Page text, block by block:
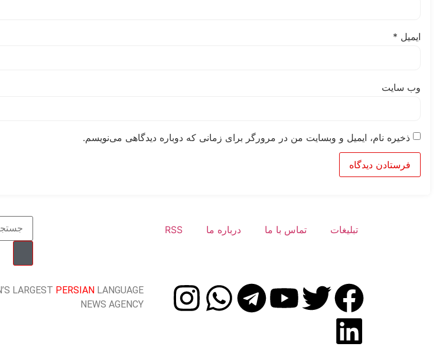
ایمیل *
وب‌ سایت
ذخیره نام، ایمیل و وبسایت من در مرورگر برای زمانی که دوباره دیدگاهی می‌نویسم.
تبلیغات تماس با ما درباره ما RSS
LARGEST PERSIAN LANGUAGE
NEWS AGENCY